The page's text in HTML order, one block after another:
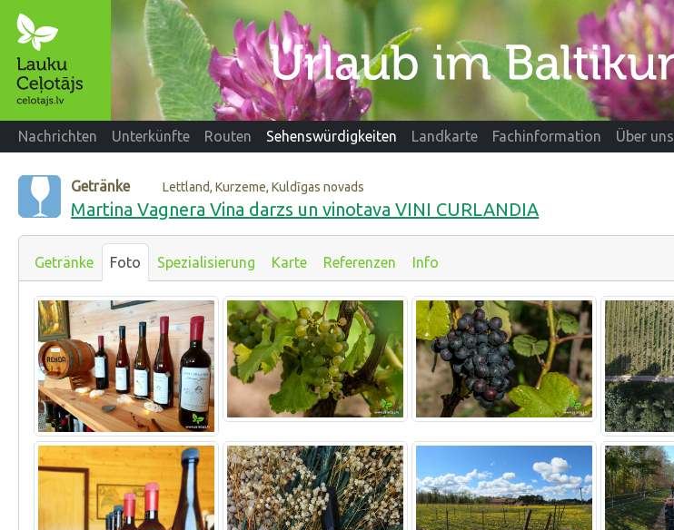
Nachrichten Unterkünfte Routen Sehenswürdigkeiten Landkarte Fachinformation Über uns
Getränke Lettland, Kurzeme, Kuldīgas novads
Martina Vagnera Vina darzs un vinotava VINI CURLANDIA
Getränke Foto Spezialisierung Karte Referenzen Info